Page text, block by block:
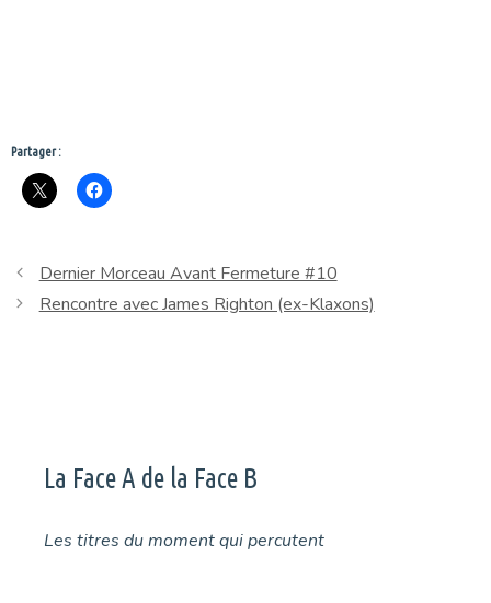
Partager :
Dernier Morceau Avant Fermeture #10
Rencontre avec James Righton (ex-Klaxons)
La Face A de la Face B
Les titres du moment qui percutent